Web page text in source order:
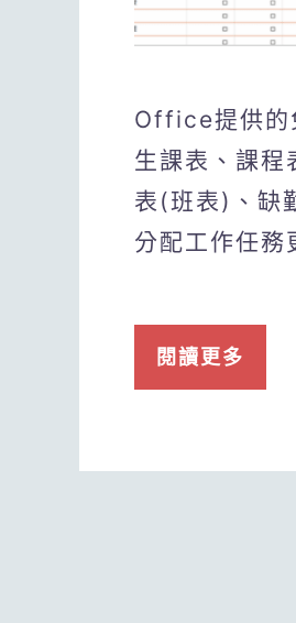
Office提供的
生課表、課程
表(班表)、缺
分配工作任務
閱讀更多